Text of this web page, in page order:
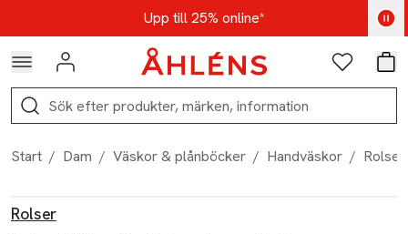
Hoppa till navigationsmenynUpp till 25% online*
Kod: AUG25 - Shoppa nu
Logga in Favoriter
Sök
Start / Dam / Väskor & plånböcker / Handväskor /
Rolser